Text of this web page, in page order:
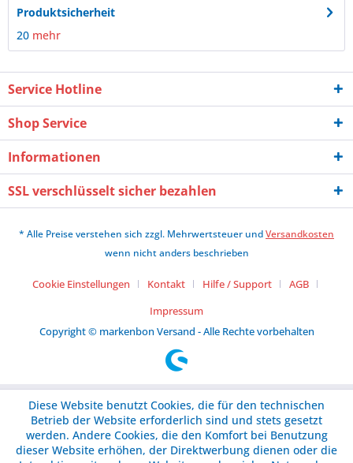
Produktsicherheit
20 mehr
Service Hotline
Shop Service
Informationen
SSL verschlüsselt sicher bezahlen
* Alle Preise verstehen sich zzgl. Mehrwertsteuer undVersandkosten
wenn nicht anders beschrieben
Cookie Einstellungen Kontakt Hilfe / Support
AGB
Impressum
Copyright © markenbon Versand - Alle Rechte vorbehalten
Diese Website benutzt Cookies, die für den technischen
Betrieb der Website erforderlich sind und stets gesetzt
werden. Andere Cookies, die den Komfort bei Benutzung
dieser Website erhöhen, der Direktwerbung dienen oder die